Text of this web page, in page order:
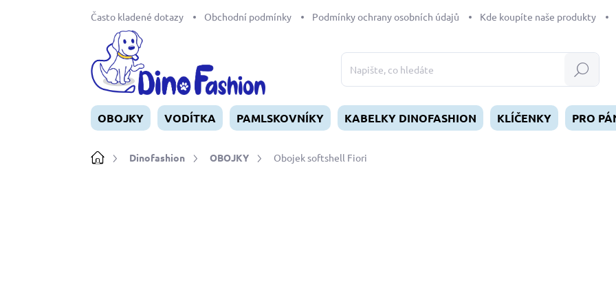
Často kladené dotazy Obchodní podmínky Podmínky ochrany osobních údajů Kde koupíte naše produkty
Hledat
OBOJKY VODÍTKA PAMLSKOVNÍKY KABELKY DINOFASHION KLÍČENKY PRO
DomůDinofashion OBOJKY Obojek softshell Fiori